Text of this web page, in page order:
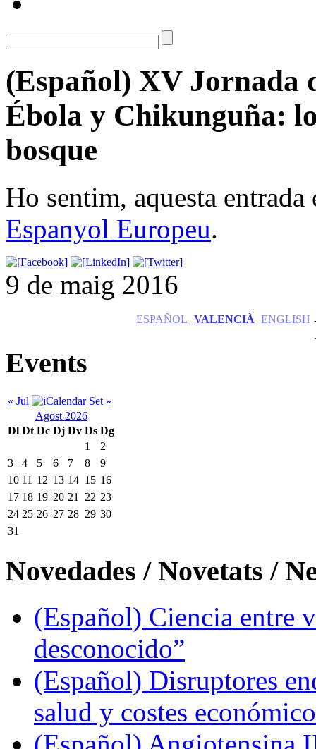
(Español) XV Jornada
Ébola y Chikunguña:
bosque
Ho sentim, aquesta
Espanyol Europeu.
9 de maig 2016
ESPAÑOL VALENCIÀ ENGLISH
Events
« Jul
Set »
Agost 2026
Dl Dt Dc Dj Dv Ds Dg
1
2
3
4 5 6 7 8
9
10 11 12 13 14 15 16
17 18 19 20 21 22 23
24 25 26 27 28 29 30
31
Novedades / Novetats /
(Español) Ciencia entre
desconocido”
(Español) Disruptores
salud y costes